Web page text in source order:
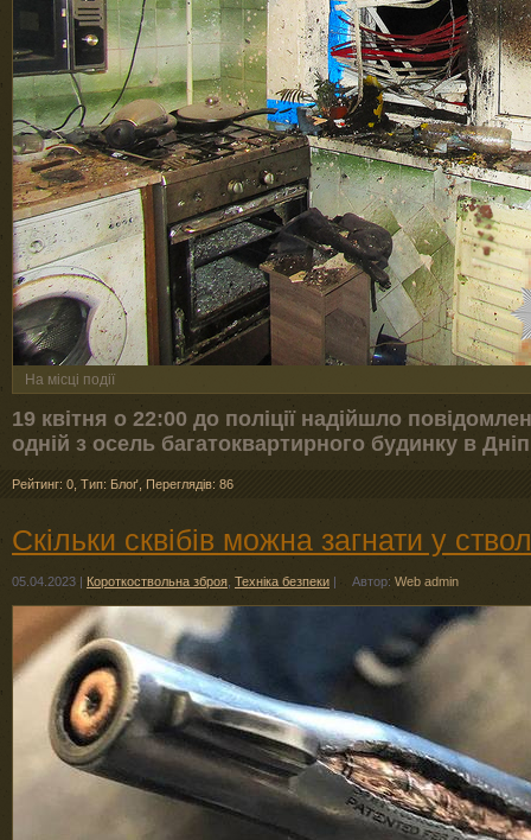
На місці події
19 квітня о 22:00 до поліції надійшло
одній з осель багатоквартирного будинку в
Рейтинг: 0 Тип: Блоґ Переглядів: 86
Скільки сквібів можна загнати у
05.04.2023 | Короткоствольна зброя Техніка безпеки | Автор: Web admin